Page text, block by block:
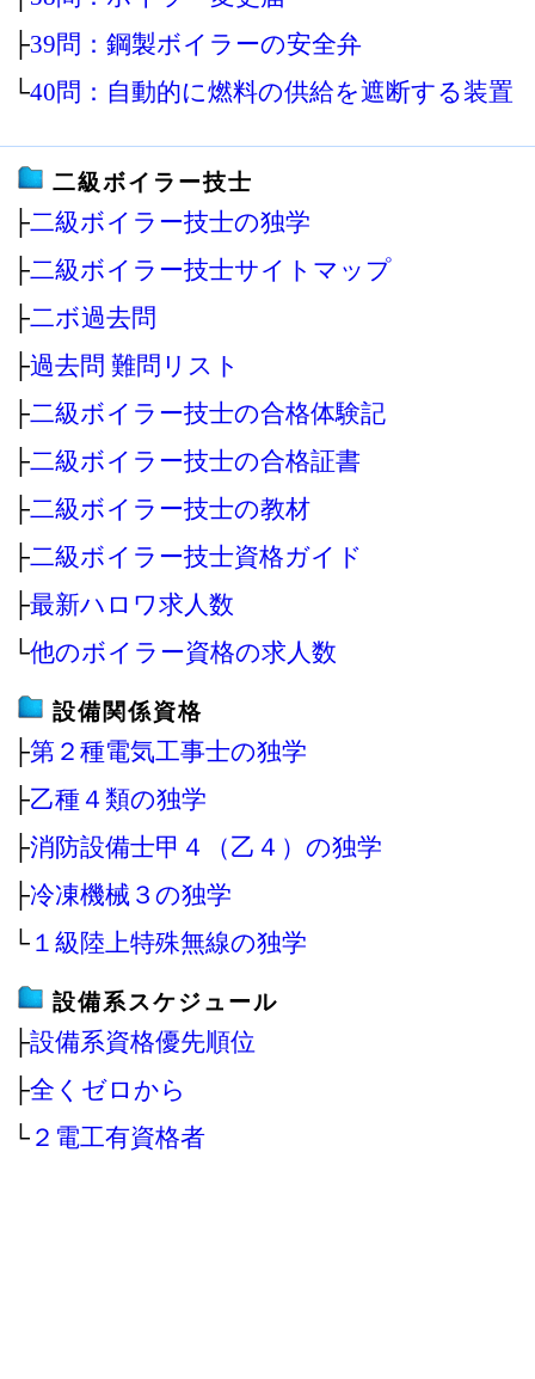
├39問：鋼製ボイラーの安全弁
└40問：自動的に燃料の供給を遮断する装置
二級ボイラー技士
├二級ボイラー技士の独学
├二級ボイラー技士サイトマップ
├二ボ過去問
├過去問 難問リスト
├二級ボイラー技士の合格体験記
├二級ボイラー技士の合格証書
├二級ボイラー技士の教材
├二級ボイラー技士資格ガイド
├最新ハロワ求人数
└他のボイラー資格の求人数
設備関係資格
├第２種電気工事士の独学
├乙種４類の独学
├消防設備士甲４（乙４）の独学
├冷凍機械３の独学
└ １級陸上特殊無線の独学
設備系スケジュール
├設備系資格優先順位
├全くゼロから
└ ２電工有資格者